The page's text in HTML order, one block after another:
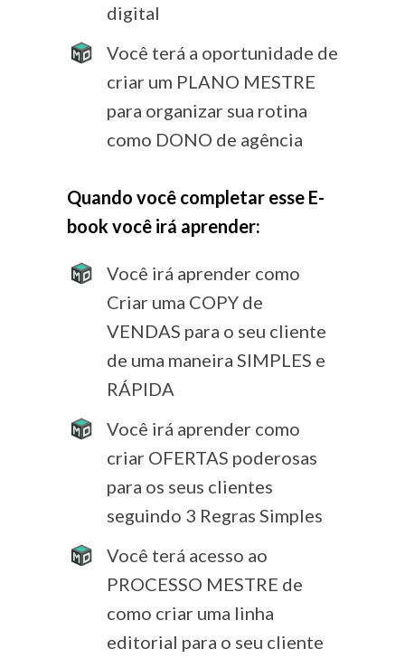
digital
Você terá a oportunidade de
criar um PLANO MESTRE
para organizar sua rotina
como DONO de agência
Quando você completar esse E-
book você irá aprender:
Você irá aprender como
Criar uma COPY de
VENDAS para o seu cliente
de uma maneira SIMPLES e
RÁPIDA
Você irá aprender como
criar OFERTAS poderosas
para os seus clientes
seguindo 3 Regras Simples
Você terá acesso ao
PROCESSO MESTRE de
como criar uma linha
editorial para o seu cliente